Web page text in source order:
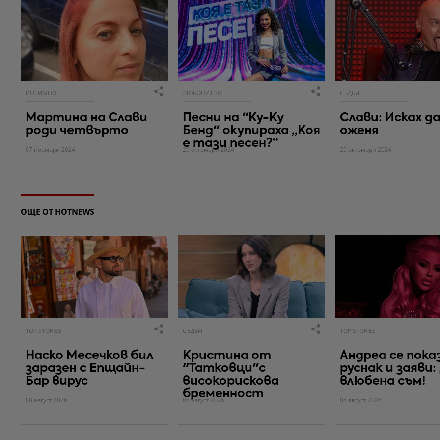
ИНТИМНО
Мартина на Слави
роди четвърто
07 ноември 2024
ЛЮБОПИТНО
Песни на "Ку-Ку
Бенд" окупираха „Коя
е тази песен?“
29 октомври 2024
СЪДБИ
Слави: Исках
оженя
25 октомври 2024
ОЩЕ ОТ HOTNEWS
TOP STORIES
Наско Месечков бил
заразен с Епщайн-
Бар вирус
08 август 2026
СЪДБИ
Кристина от
"Татковци"с
високорискова
бременност
08 август 2026
TOP STORIES
Андреа се
руснак и заяви:
влюбена съм!
08 август 2026